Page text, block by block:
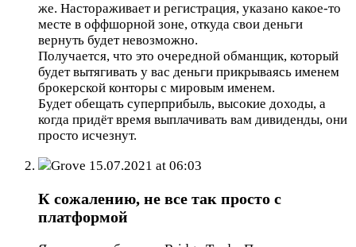
же. Настораживает и регистрация, указано какое-то
месте в оффшорной зоне, откуда свои деньги
вернуть будет невозможно.
Получается, что это очередной обманщик, который
будет вытягивать у вас деньги прикрываясь именем
брокерской конторы с мировым именем.
Будет обещать суперприбыль, высокие доходы, а
когда придёт время выплачивать вам дивиденды, они
просто исчезнут.
Grove 15.07.2021 at 06:03
К сожалению, не все так просто с
платформой